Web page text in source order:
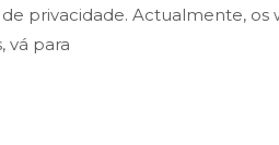
privacidade. Actualmente,
vá para